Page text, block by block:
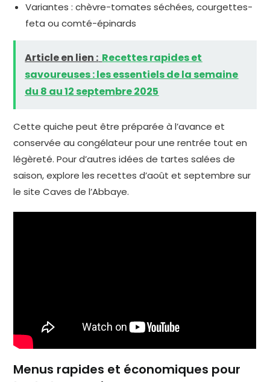
Variantes : chèvre-tomates séchées, courgettes-
feta ou comté-épinards
Article en lien : Recettes rapides et
savoureuses : les essentiels de la semaine
du 8 au 12 septembre 2025
Cette quiche peut être préparée à l’avance et
conservée au congélateur pour une rentrée tout en
légèreté. Pour d’autres idées de tartes salées de
saison, explore les recettes d’août et septembre sur
le site Caves de l’Abbaye.
Menus rapides et économiques pour